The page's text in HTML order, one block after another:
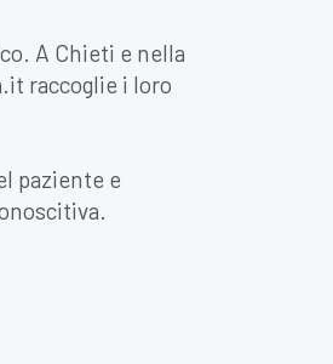
A Chieti e nella
raccoglie i loro
paziente e